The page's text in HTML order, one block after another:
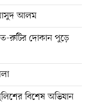
আলম
রুটির দোকান পুড়ে
বিশেষ অভিযান